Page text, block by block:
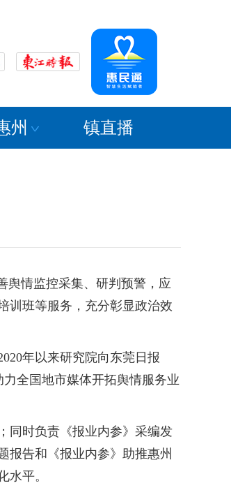
州 镇直播
情监控采集、研判预警，应
训班等服务，充分彰显政治效
年以来研究院向东莞日报
全国地市媒体开拓舆情服务业
时负责《报业内参》采编发
报告和《报业内参》助推惠州
水平。